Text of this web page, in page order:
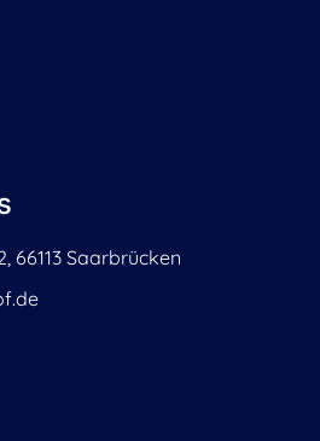
66113 Saarbrücken